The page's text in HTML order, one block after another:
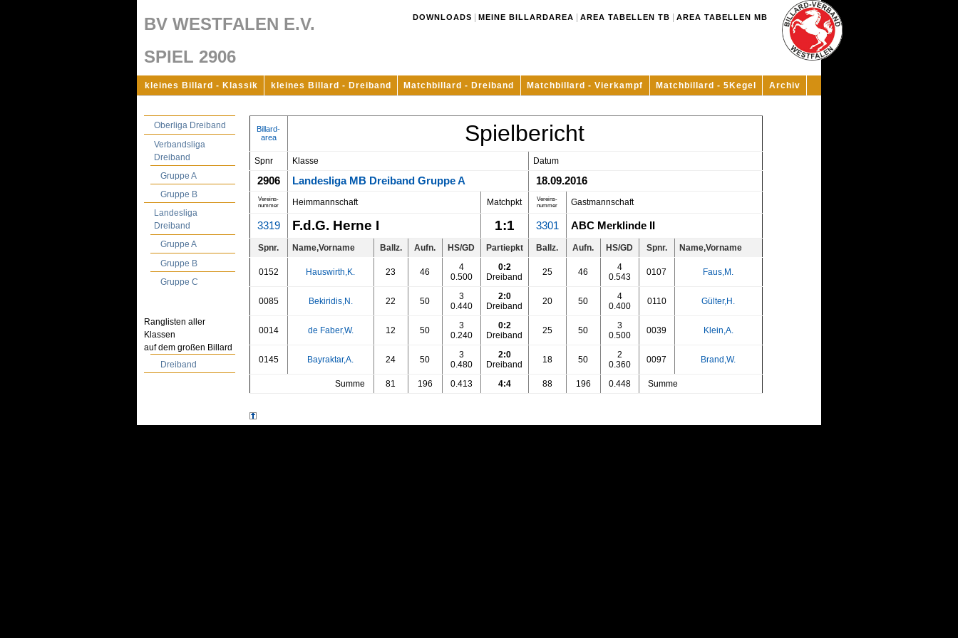
BV WESTFALEN E.V. DOWNLOADS MEINE BILLARDAREA AREA TABELLEN TB AREA TABELLEN MB
SPIEL 2906
kleines Billard - Klassik kleines Billard - Dreiband Matchbillard - Dreiband Matchbillard - Vierkampf Matchbillard - 5Kegel Archiv
Oberliga Dreiband
Verbandsliga
Dreiband
Gruppe A
Gruppe B
Landesliga
Dreiband
Gruppe A
Gruppe B
Gruppe C
Ranglisten aller
Klassen
auf dem großen Billard
Dreiband
Billard-
area
Spielbericht
Spnr Klasse Datum
2906 Landesliga MB Dreiband Gruppe A 18.09.2016
Vereins-
nummer
Heimmannschaft Matchpkt
Vereins-
nummer
Gastmannschaft
3319 F.d.G. Herne I 1:1 3301 ABC Merklinde II
Spnr. Name,Vorname Ballz. Aufn. HS/GD Partiepkt Ballz. Aufn. HS/GD Spnr. Name,Vorname
0152 Hauswirth,K. 23 46
4
0.500
0:2
Dreiband
25 46
4
0.543
0107 Faus,M.
0085 Bekiridis,N. 22 50
3
0.440
2:0
Dreiband
20 50
4
0.400
0110 Gülter,H.
0014 de Faber,W. 12 50
3
0.240
0:2
Dreiband
25 50
3
0.500
0039 Klein,A.
0145 Bayraktar,A. 24 50
3
0.480
2:0
Dreiband
18 50
2
0.360
0097 Brand,W.
Summe 81 196 0.413 4:4 88 196 0.448 Summe